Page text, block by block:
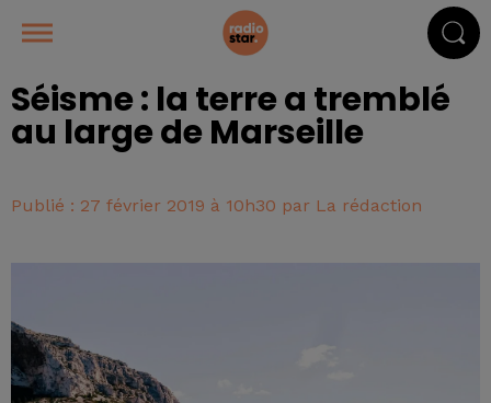
Séisme : la terre a tremblé
au large de Marseille
Publié : 27 février 2019 à 10h30 par La rédaction